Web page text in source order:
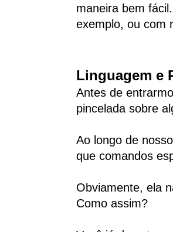
maneira bem
exemplo, ou com
Linguagem e
Antes de
pincelada sobre
Ao longo de
que comandos
Obviamente, ela
Como assim?